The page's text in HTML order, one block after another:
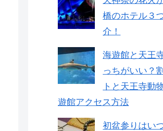
橋のホテル３
介！
海遊館と天王
っちがいい？
トと天王寺動
遊館アクセス方法
初盆参りはい